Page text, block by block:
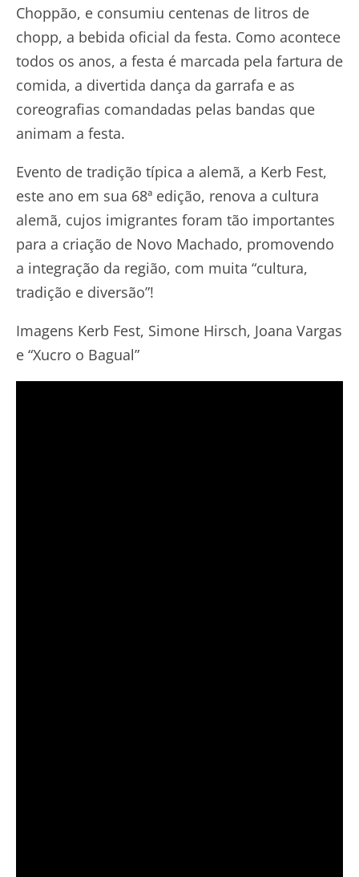
Choppão, e consumiu centenas de litros de
chopp, a bebida oficial da festa. Como acontece
todos os anos, a festa é marcada pela fartura de
comida, a divertida dança da garrafa e as
coreografias comandadas pelas bandas que
animam a festa.
Evento de tradição típica a alemã, a Kerb Fest,
este ano em sua 68ª edição, renova a cultura
alemã, cujos imigrantes foram tão importantes
para a criação de Novo Machado, promovendo
a integração da região, com muita “cultura,
tradição e diversão”!
Imagens Kerb Fest, Simone Hirsch, Joana Vargas
e “Xucro o Bagual”